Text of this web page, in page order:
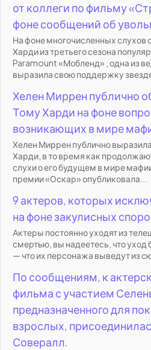
от коллеги по фильму
фоне сообщений об
На фоне многочисленных слухов
Харди из третьего сезона
Paramount «Мобленд» , одна из
выразила свою поддержку звезде
Хелен Миррен публично
Тому Харди на фоне
возникающих в мире
Хелен Миррен публично
Харди, в то время как
слухи о его будущем в мире
премии «Оскар» опубликовала...
9 актеров, которых
на фоне закулисных
Актеры постоянно уходят из
смертью, вы надеетесь, что уход
— что их персонажа выведут из
По сообщениям, к
фильма с участием
предназначенного для
взрослых,
Совералл.